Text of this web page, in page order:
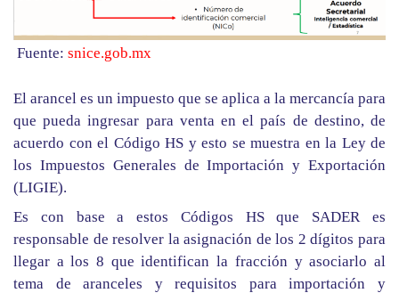
Fuente: snice.gob.mx
El arancel es un impuesto que se aplica a la mercancía para
que pueda ingresar para venta en el país de destino, de
acuerdo con el Código HS y esto se muestra en la Ley de
los Impuestos Generales de Importación y Exportación
(LIGIE).
Es con base a estos Códigos HS que SADER es
responsable de resolver la asignación de los 2 dígitos para
llegar a los 8 que identifican la fracción y asociarlo al
tema de aranceles y requisitos para importación y